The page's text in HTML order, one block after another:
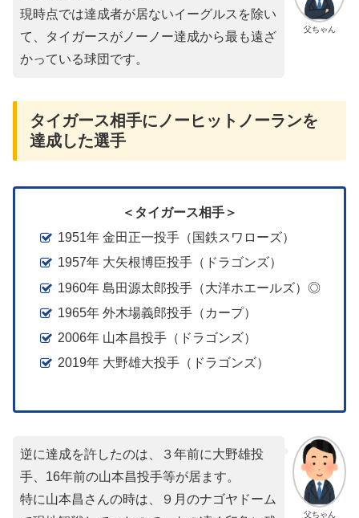
父ちゃん
現時点では達成者が居ないイーグルスを除い
て、タイガースがノーノー達成から最も遠ざ
かっている球団です。
タイガース相手にノーヒットノーランを
達成した選手
＜タイガース相手＞
1951年 金田正一投手（国鉄スワローズ）
1957年 大矢根博臣投手（ドラゴンズ）
1960年 島田源太郎投手（大洋ホエールズ）◎
1965年 外木場義郎投手（カープ）
2006年 山本昌投手（ドラゴンズ）
2019年 大野雄大投手（ドラゴンズ）
父ちゃん
逆に達成を許したのは、３年前に大野雄投
手、16年前の山本昌投手等が居ます。
特に山本昌さんの時は、９月のナゴヤドーム